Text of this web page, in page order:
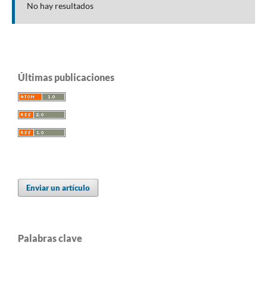
No hay resultados
Últimas publicaciones
Enviar un artículo
Palabras clave